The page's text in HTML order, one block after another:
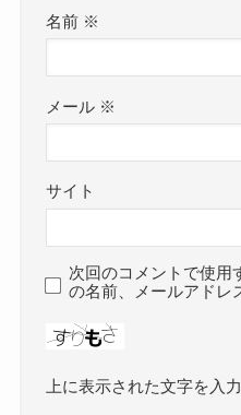
名前 ※
メール ※
サイト
次回のコメントで使用
の名前、メールアドレ
上に表示された文字を入